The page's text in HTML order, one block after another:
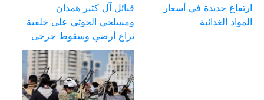
ارتفاع جديدة في أسعار
المواد الغذائية
قبائل آل كثير همدان
ومسلحي الحوثي على خلفية
نزاع أرضي وسقوط جرحى